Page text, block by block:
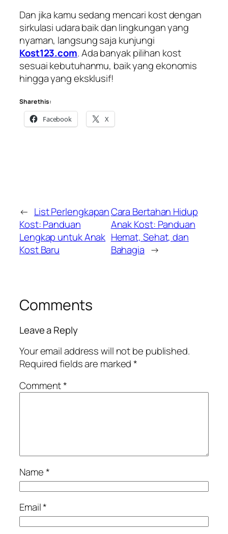
Dan jika kamu sedang mencari kost dengan
sirkulasi udara baik dan lingkungan yang
nyaman, langsung saja kunjungi
Kost123.com. Ada banyak pilihan kost
sesuai kebutuhanmu, baik yang ekonomis
hingga yang eksklusif!
Share this:
Facebook X
← List Perlengkapan
Kost: Panduan
Lengkap untuk Anak
Kost Baru
Cara Bertahan Hidup
Anak Kost: Panduan
Hemat, Sehat, dan
Bahagia →
Comments
Leave a Reply
Your email address will not be published.
Required fields are marked*
Comment*
Name*
Email*